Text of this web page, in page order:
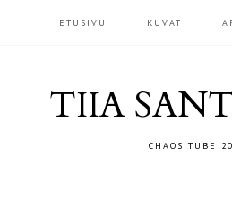
ETUSIVU KUVAT
TIIA
CHAOS TUBE